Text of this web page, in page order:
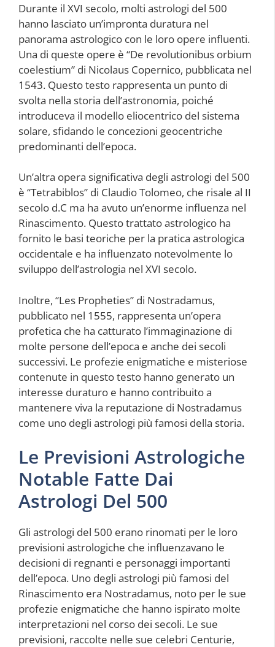
Durante il XVI secolo, molti astrologi del 500
hanno lasciato un’impronta duratura nel
panorama astrologico con le loro opere influenti.
Una di queste opere è “De revolutionibus orbium
coelestium” di Nicolaus Copernico, pubblicata nel
1543. Questo testo rappresenta un punto di
svolta nella storia dell’astronomia, poiché
introduceva il modello eliocentrico del sistema
solare, sfidando le concezioni geocentriche
predominanti dell’epoca.
Un’altra opera significativa degli astrologi del 500
è “Tetrabiblos” di Claudio Tolomeo, che risale al II
secolo d.C ma ha avuto un’enorme influenza nel
Rinascimento. Questo trattato astrologico ha
fornito le basi teoriche per la pratica astrologica
occidentale e ha influenzato notevolmente lo
sviluppo dell’astrologia nel XVI secolo.
Inoltre, “Les Propheties” di Nostradamus,
pubblicato nel 1555, rappresenta un’opera
profetica che ha catturato l’immaginazione di
molte persone dell’epoca e anche dei secoli
successivi. Le profezie enigmatiche e misteriose
contenute in questo testo hanno generato un
interesse duraturo e hanno contribuito a
mantenere viva la reputazione di Nostradamus
come uno degli astrologi più famosi della storia.
Le Previsioni Astrologiche
Notable Fatte Dai
Astrologi Del 500
Gli astrologi del 500 erano rinomati per le loro
previsioni astrologiche che influenzavano le
decisioni di regnanti e personaggi importanti
dell’epoca. Uno degli astrologi più famosi del
Rinascimento era Nostradamus, noto per le sue
profezie enigmatiche che hanno ispirato molte
interpretazioni nel corso dei secoli. Le sue
previsioni, raccolte nelle sue celebri Centurie,